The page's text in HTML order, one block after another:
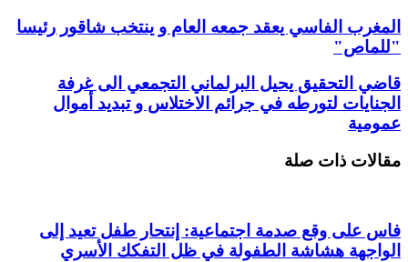
المغرب الفاسي يعقد جمعه العام و ينتخب شاقور رئيسا
"للماص"
قاضي التحقيق يحيل البرلماني التجمعي الى غرفة
الجنايات لتورطه في جرائم الاختلاس و تبديد أموال
عمومية
مقالات ذات صلة
فاس على وقع صدمة اجتماعية: إنتحار طفل تعيد إلى
الواجهة هشاشة الطفولة في ظل التفكك الأسري